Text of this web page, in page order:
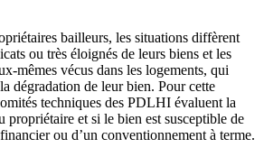
bailleurs, les situations diffèrent
ou très éloignés de leurs biens et les
mêmes vécus dans les logements, qui
dégradation de leur bien. Pour cette
techniques des PDLHI évaluent la
propriétaire et si le bien est susceptible de
ou d’un conventionnement à terme.